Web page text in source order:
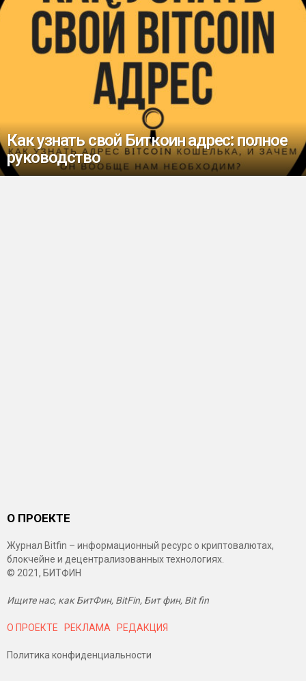
Как узнать свой Биткоин адрес: полное
руководство
О ПРОЕКТЕ
Журнал Bitfin – информационный ресурс о криптовалютах,
блокчейне и децентрализованных технологиях.
© 2021, БИТФИН
Ищите нас, как БитФин, BitFin, Бит фин, Bit fin
О ПРОЕКТЕ РЕКЛАМА РЕДАКЦИЯ
Политика конфиденциальности